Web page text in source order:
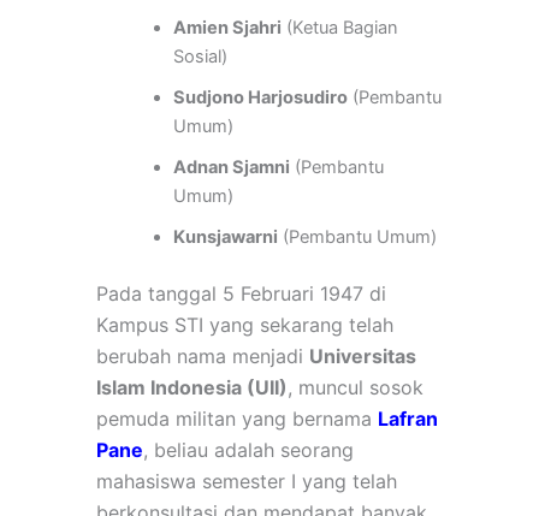
Amien Sjahri (Ketua Bagian
Sosial)
Sudjono Harjosudiro(Pembantu
Umum)
Adnan Sjamni (Pembantu
Umum)
Kunsjawarni (Pembantu Umum)
Pada tanggal 5 Februari 1947 di
Kampus STI yang sekarang telah
berubah nama menjadi Universitas
Islam Indonesia (UII), muncul sosok
pemuda militan yang bernama Lafran
Pane, beliau adalah seorang
mahasiswa semester I yang telah